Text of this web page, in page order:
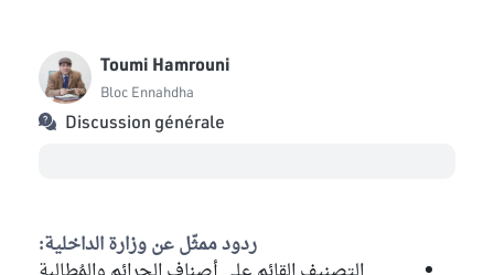
Toumi Hamrouni
Bloc Ennahdha
Discussion générale
ردود ممثّل عن وزارة الداخلية: